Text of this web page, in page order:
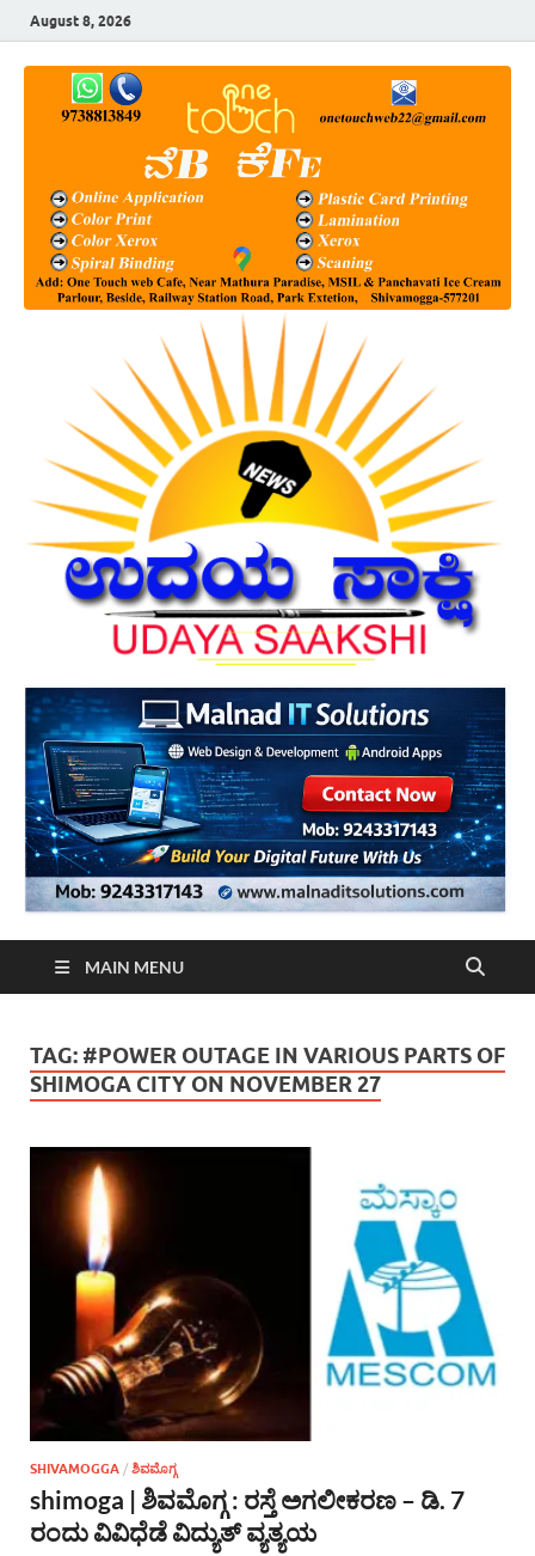
August 8, 2026
MAIN MENU
TAG: #POWER OUTAGE IN VARIOUS PARTS OF
SHIMOGA CITY ON NOVEMBER 27
SHIVAMOGGA / ಶಿವಮೊಗ್ಗ
shimoga | ಶಿವಮೊಗ್ಗ : ರಸ್ತೆ ಅಗಲೀಕರಣ – ಡಿ. 7
ರಂದು ವಿವಿಧೆಡೆ ವಿದ್ಯುತ್ ವ್ಯತ್ಯಯ